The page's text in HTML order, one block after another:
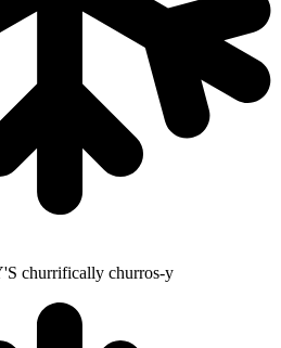
churrifically churros-y